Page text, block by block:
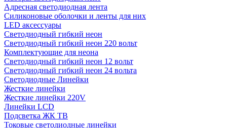
Адресная светодиодная лента
Силиконовые оболочки и ленты для них
LED аксессуары
Светодиодный гибкий неон
Светодиодный гибкий неон 220 вольт
Комплектующие для неона
Светодиодный гибкий неон 12 вольт
Светодиодный гибкий неон 24 вольта
Светодиодные Линейки
Жесткие линейки
Жесткие линейки 220V
Линейки LCD
Подсветка ЖК ТВ
Токовые светодиодные линейки